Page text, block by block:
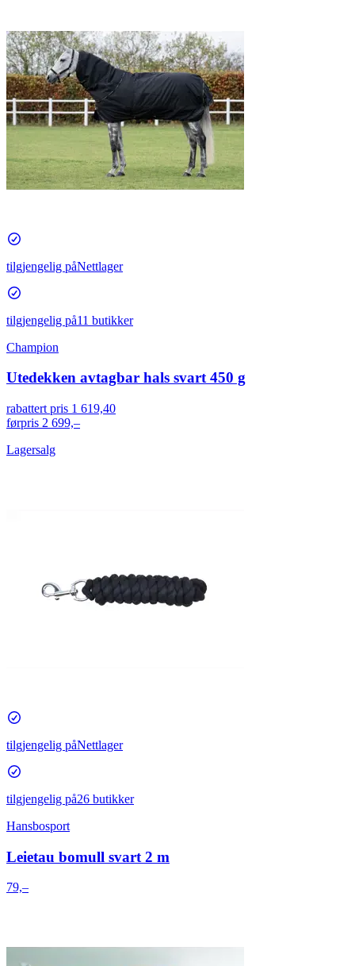
tilgjengelig påNettlager
tilgjengelig på11 butikker
Champion
Utedekken avtagbar hals svart 450 g
rabattert pris 1 619,40
førpris 2 699,–
Lagersalg
tilgjengelig påNettlager
tilgjengelig på26 butikker
Hansbosport
Leietau bomull svart 2 m
79,–